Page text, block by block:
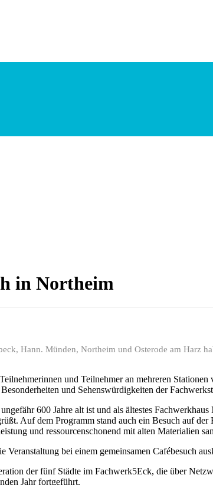
in Northeim
Hann. Münden, Northeim und Osterode am Harz
und Teilnehmer an mehreren Stationen
und Sehenswürdigkeiten der
600 Jahre alt ist und als ältestes
Auf dem Programm stand auch ein Besuch auf der
und ressourcenschonend mit alten Materialien
bei einem gemeinsamen Cafébesuch
der fünf Städte im Fachwerk5Eck, die über
Jahr fortgeführt.